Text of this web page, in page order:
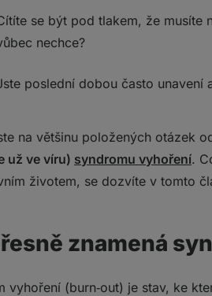
vás nenabíjí, ale vysává
s tím?
s tím?
s tím?
z toho vzít?
se být pod tlakem, že musíte
nechce?
poslední dobou často unavení
na většinu položených otázek
už ve víru) syndromu vyhoření.
životem, se dozvíte v tomto
znamená
vyhoření (burn‑out) je stav, ke